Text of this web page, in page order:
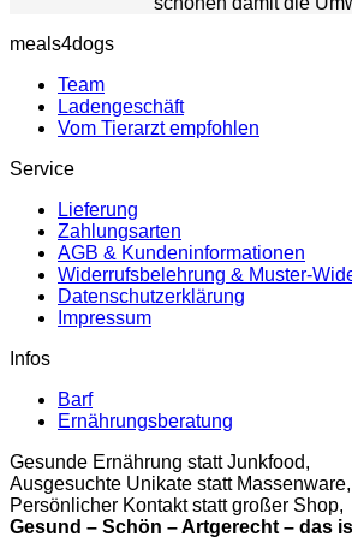
meals4dogs
Team
Ladengeschäft
Vom Tierarzt empfohlen
Service
Lieferung
Zahlungsarten
AGB & Kundeninformationen
Widerrufsbelehrung & Muster-
Datenschutzerklärung
Impressum
Infos
Barf
Ernährungsberatung
Gesunde Ernährung statt Junkfood,
Ausgesuchte Unikate statt Massenware,
Persönlicher Kontakt statt großer Shop,
Gesund – Schön – Artgerecht – das